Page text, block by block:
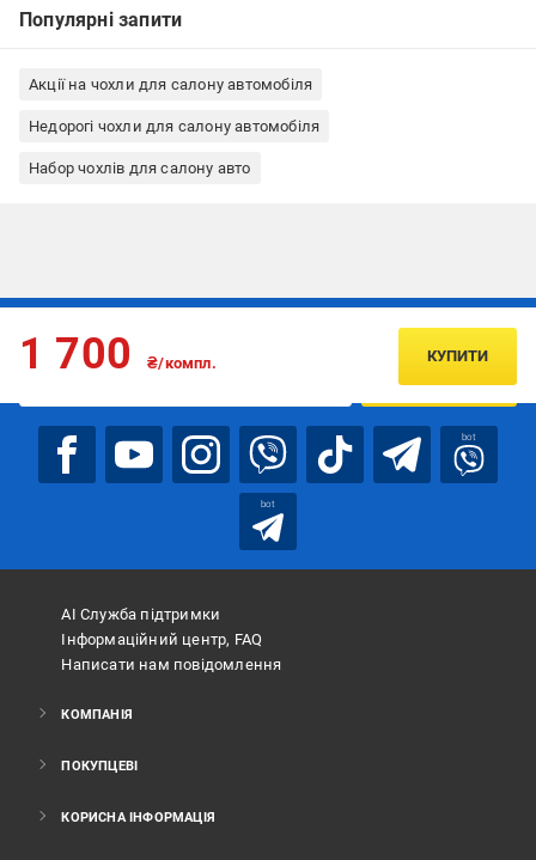
Популярні запити
Акції на чохли для салону автомобіля
Недорогі чохли для салону автомобіля
Набор чохлів для салону авто
1 700 ₴/компл. КУПИТИ
Підписуйтесь, щоб дізнаватись першим про акції та пропозиції
ПІДПИСАТИСЯ
bot
bot
АІ Служба підтримки
Інформаційний центр, FAQ
Написати нам повідомлення
КОМПАНІЯ
ПОКУПЦЕВІ
КОРИСНА ІНФОРМАЦІЯ